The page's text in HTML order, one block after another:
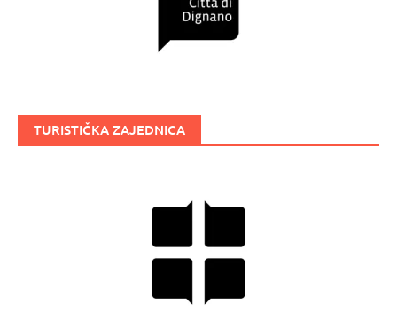
TURISTIČKA ZAJEDNICA